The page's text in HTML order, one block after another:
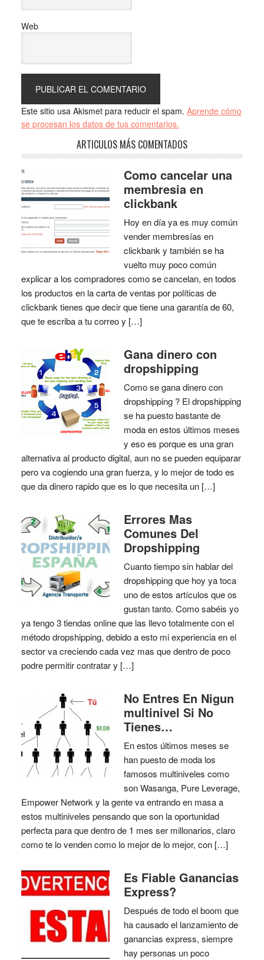
Web
Este sitio usa Akismet para reducir el spam. Aprende cómo
se procesan los datos de tus comentarios.
ARTICULOS MÁS COMENTADOS
Como cancelar una
membresia en
clickbank
Hoy en día ya es muy común
vender membresías en
clickbank y también se ha
vuelto muy poco común
explicar a los compradores como se cancelan, en todos
los productos en la carta de ventas por políticas de
clickbank tienes que decir que tiene una garantía de 60,
que te escriba a tu correo y […]
Gana dinero con
dropshipping
Como se gana dinero con
dropshipping ? El dropshipping
se ha puesto bastante de
moda en estos últimos meses
y eso es porque es una gran
alternativa al producto digital, aun no se pueden equiparar
pero va cogiendo una gran fuerza, y lo mejor de todo es
que da dinero rapido que es lo que necesita un […]
Errores Mas
Comunes Del
Dropshipping
Cuanto tiempo sin hablar del
dropshipping que hoy ya toca
uno de estos artículos que os
gustan tanto. Como sabéis yo
ya tengo 3 tiendas online que las llevo totalmente con el
método dropshipping, debido a esto mi experiencia en el
sector va creciendo cada vez mas que dentro de poco
podre permitir contratar y […]
No Entres En Nigun
multinivel Si No
Tienes…
En estos últimos meses se
han puesto de moda los
famosos multiniveles como
son Wasanga, Pure Leverage,
Empower Network y la gente va entrando en masa a
estos multiniveles pensando que son la oportunidad
perfecta para que dentro de 1 mes ser millonarios, claro
como te lo venden como lo mejor de lo mejor, con […]
Es Fiable Ganancias
Express?
Después de todo el boom que
ha causado el lanzamiento de
ganancias express, siempre
hay personas un poco